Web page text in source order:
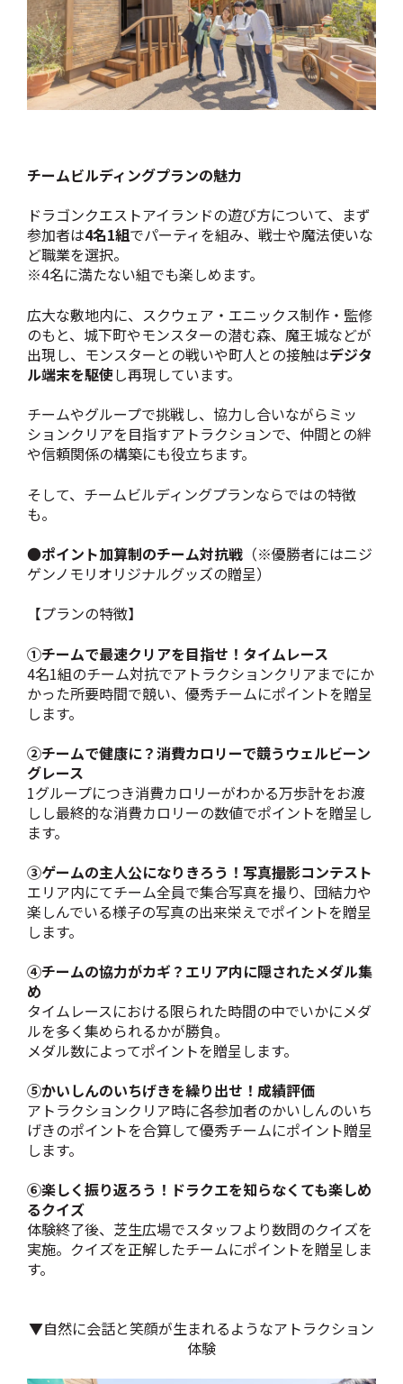
チームビルディングプランの魅力
ドラゴンクエストアイランドの遊び方について、まず
参加者は4名1組でパーティを組み、戦士や魔法使いな
ど職業を選択。
※4名に満たない組でも楽しめます。
広大な敷地内に、スクウェア・エニックス制作・監修
のもと、城下町やモンスターの潜む森、魔王城などが
出現し、 モンスターとの戦いや町人との接触はデジタ
ル端末を駆使し再現しています。
チームやグループで挑戦し、協力し合いながらミッ
ションクリアを目指すアトラクションで、仲間との絆
や信頼関係の構築にも役立ちます。
そして、チームビルディングプランならではの特徴
も。
●ポイント加算制のチーム対抗戦 （※優勝者にはニジ
ゲンノモリオリジナルグッズの贈呈）
【プランの特徴】
①チームで最速クリアを目指せ！タイムレース
4名1組のチーム対抗でアトラクションクリアまでにか
かった所要時間で競い、優秀チームにポイントを贈呈
します。
②チームで健康に？消費カロリーで競うウェルビーン
グレース
1グループにつき消費カロリーがわかる万歩計をお渡
しし最終的な消費カロリーの数値でポイントを贈呈し
ます。
③ゲームの主人公になりきろう！写真撮影コンテスト
エリア内にてチーム全員で集合写真を撮り、団結力や
楽しんでいる様子の写真の出来栄えでポイントを贈呈
します。
④チームの協力がカギ？エリア内に隠されたメダル集
め
タイムレースにおける限られた時間の中でいかにメダ
ルを多く集められるかが勝負。
メダル数によってポイントを贈呈します。
⑤かいしんのいちげきを繰り出せ！成績評価
アトラクションクリア時に各参加者のかいしんのいち
げきのポイントを合算して優秀チームにポイント贈呈
します。
⑥楽しく振り返ろう！ドラクエを知らなくても楽しめ
るクイズ
体験終了後、芝生広場でスタッフより数問のクイズを
実施。クイズを正解したチームにポイントを贈呈しま
す。
▼自然に会話と笑顔が生まれるようなアトラクション
体験